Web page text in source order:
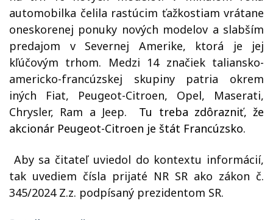
automobilka čelila rastúcim ťažkostiam vrátane
oneskorenej ponuky nových modelov a slabším
predajom v Severnej Amerike, ktorá je jej
kľúčovým trhom. Medzi 14 značiek taliansko-
americko-francúzskej skupiny patria okrem
iných Fiat, Peugeot-Citroen, Opel, Maserati,
Chrysler, Ram a Jeep.
Tu treba zdôrazniť, že
akcionár Peugeot-Citroen je štát Francúzsko.
Aby sa čitateľ uviedol do kontextu informácií,
tak uvediem čísla prijaté NR SR ako zákon č.
345/2024 Z.z. podpísaný prezidentom SR.